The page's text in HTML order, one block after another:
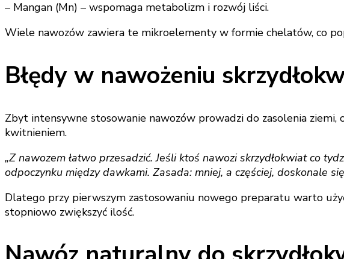
– Mangan (Mn) – wspomaga metabolizm i rozwój liści.
Wiele nawozów zawiera te mikroelementy w formie chelatów, co
Błędy w nawożeniu
Zbyt intensywne stosowanie nawozów prowadzi do zasolenia
kwitnieniem.
„Z nawozem łatwo przesadzić. Jeśli ktoś nawozi skrzydłokwiat co
odpoczynku między dawkami. Zasada: mniej, a częściej, doskonale
Dlatego przy pierwszym zastosowaniu nowego preparatu warto
stopniowo zwiększyć ilość.